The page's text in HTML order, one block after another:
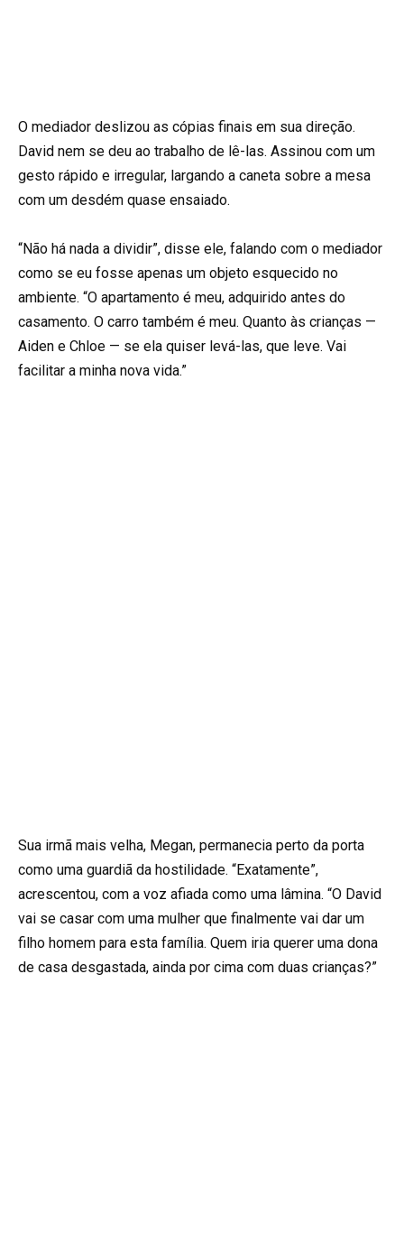
O mediador deslizou as cópias finais em sua direção.
David nem se deu ao trabalho de lê-las. Assinou com um
gesto rápido e irregular, largando a caneta sobre a mesa
com um desdém quase ensaiado.
“Não há nada a dividir”, disse ele, falando com o mediador
como se eu fosse apenas um objeto esquecido no
ambiente. “O apartamento é meu, adquirido antes do
casamento. O carro também é meu. Quanto às crianças —
Aiden e Chloe — se ela quiser levá-las, que leve. Vai
facilitar a minha nova vida.”
Sua irmã mais velha, Megan, permanecia perto da porta
como uma guardiã da hostilidade. “Exatamente”,
acrescentou, com a voz afiada como uma lâmina. “O David
vai se casar com uma mulher que finalmente vai dar um
filho homem para esta família. Quem iria querer uma dona
de casa desgastada, ainda por cima com duas crianças?”